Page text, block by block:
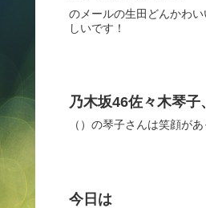
のメールの生田どんかわ
しいです！
乃木坂46佐々木琴子
（）の琴子さんは笑顔が
今日は